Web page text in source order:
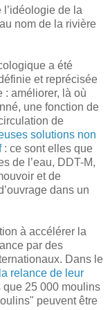
de la
nom de la rivière
a été
et reprécisée
: améliorer, là où
une fonction de
de
solutions non
: ce sont elles que
de l’eau, DDT-M,
et de
dans un
à accélérer la
par des
Dans le
relance de leur
que 25 000 moulins
peuvent être